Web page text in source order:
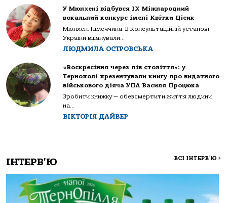
У Мюнхені відбувся IX Міжнародний
вокальний конкурс імені Квітки Цісик
Мюнхен. Німеччина. В Консультаційній установі
України вшанували...
ЛЮДМИЛА ОСТРОВСЬКА
«Воскресіння через пів століття»: у
Тернополі презентували книгу про видатного
військового діяча УПА Василя Процюка
Зробити книжку — обезсмертити життя людини
на...
ВІКТОРІЯ ДАЙВЕР
ІНТЕРВ'Ю ВСІ ІНТЕРВ'Ю >